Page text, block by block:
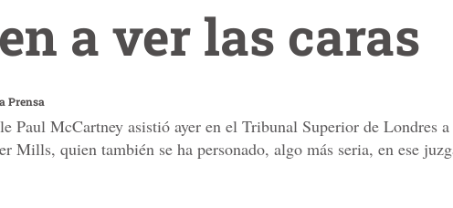
a ver las caras
Prensa
Paul McCartney asistió ayer en el Tribunal Superior de Londres
Mills, quien también se ha personado, algo más seria, en ese